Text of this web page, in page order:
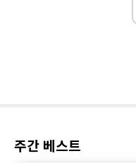
주간 베스트